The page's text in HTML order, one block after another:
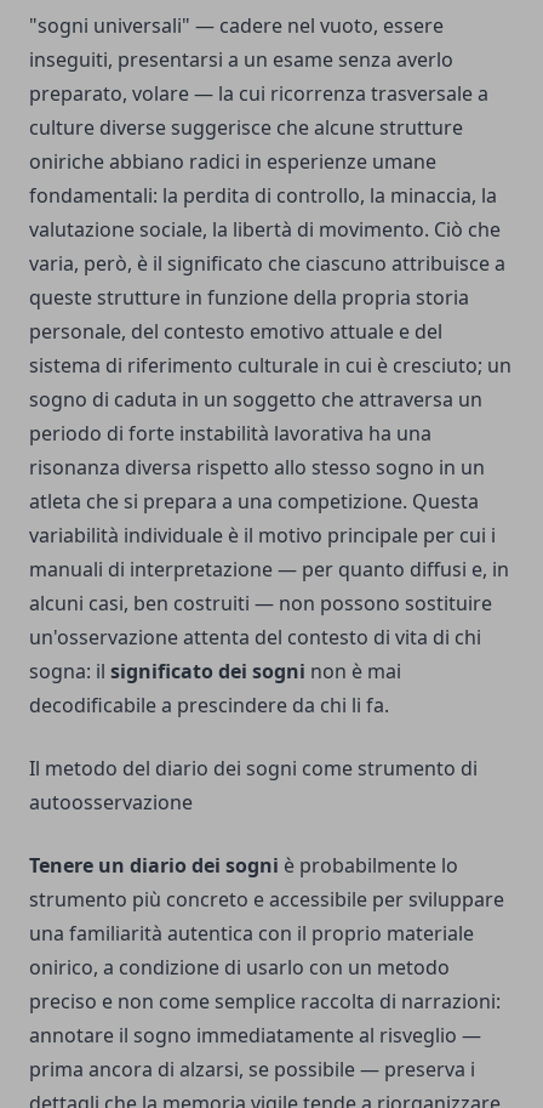
"sogni universali" — cadere nel vuoto, essere
inseguiti, presentarsi a un esame senza averlo
preparato, volare — la cui ricorrenza trasversale a
culture diverse suggerisce che alcune strutture
oniriche abbiano radici in esperienze umane
fondamentali: la perdita di controllo, la minaccia, la
valutazione sociale, la libertà di movimento. Ciò che
varia, però, è il significato che ciascuno attribuisce a
queste strutture in funzione della propria storia
personale, del contesto emotivo attuale e del
sistema di riferimento culturale in cui è cresciuto; un
sogno di caduta in un soggetto che attraversa un
periodo di forte instabilità lavorativa ha una
risonanza diversa rispetto allo stesso sogno in un
atleta che si prepara a una competizione. Questa
variabilità individuale è il motivo principale per cui i
manuali di interpretazione — per quanto diffusi e, in
alcuni casi, ben costruiti — non possono sostituire
un'osservazione attenta del contesto di vita di chi
sogna: il significato dei sogni non è mai
decodificabile a prescindere da chi li fa.
Il metodo del diario dei sogni come strumento di
autoosservazione
Tenere un diario dei sogni è probabilmente lo
strumento più concreto e accessibile per sviluppare
una familiarità autentica con il proprio materiale
onirico, a condizione di usarlo con un metodo
preciso e non come semplice raccolta di narrazioni:
annotare il sogno immediatamente al risveglio —
prima ancora di alzarsi, se possibile — preserva i